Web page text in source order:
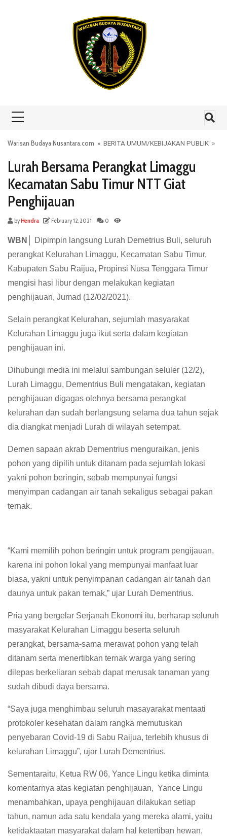
Warisan Budaya Nusantara.com » BERITA UMUM/KEBIJAKAN PUBLIK »
Lurah Bersama Perangkat Limaggu
Kecamatan Sabu Timur NTT Giat
Penghijauan
byHendra February 12, 2021 0
WBN│
Dipimpin langsung Lurah Demetrius Buli, seluruh
perangkat Kelurahan Limaggu, Kecamatan Sabu Timur,
Kabupaten Sabu Raijua, Propinsi Nusa Tenggara Timur
mengisi hasi libur dengan melakukan kegiatan
penghijauan, Jumad (12/02/2021).
Selain perangkat Kelurahan, sejumlah masyarakat
Kelurahan Limaggu juga ikut serta dalam kegiatan
penghijauan ini.
Dihubungi media ini melalui sambungan seluler (12/2),
Lurah Limaggu, Dementrius Buli mengatakan, kegiatan
penghijauan digagas olehnya bersama perangkat
kelurahan dan sudah berlangsung selama dua tahun sejak
dia diangkat menjadi Lurah di wilayah setempat.
Demen sapaan akrab Dementrius menguraikan, jenis
pohon yang dipilih untuk ditanam pada sejumlah lokasi
yakni pohon beringin, sebab mempunyai fungsi
menyimpan cadangan air tanah sekaligus sebagai pakan
ternak.
“Kami memilih pohon beringin untuk program pengijauan,
karena ini pohon lokal yang mempunyai manfaat luar
biasa, yakni untuk penyimpanan cadangan air tanah dan
daunya untuk pakan ternak,” ujar Lurah Dementrius.
Pria yang bergelar Serjanah Ekonomi itu, berharap seluruh
masyarakat Kelurahan Limaggu beserta seluruh
perangkat, bersama-sama merawat pohon yang telah
ditanam serta menertibkan ternak warga yang sering
dilepas berkeliaran sebab dapat merusak tanaman yang
sudah dibudi daya bersama.
“Saya juga menghimbau seluruh masayarakat mentaati
protokoler kesehatan dalam rangka memutuskan
penyebaran Covid-19 di Sabu Raijua, terlebih khusus di
kelurahan Limaggu”, ujar Lurah Dementrius.
Sementaraitu, Ketua RW 06, Yance Lingu ketika diminta
komentarnya atas kegiatan penghijauan, Yance Lingu
menambahkan, upaya penghijauan dilakukan setiap
tahun, namun ada satu kendala yang mereka alami, yaitu
ketidaktaatan masyarakat dalam hal ketertiban hewan,